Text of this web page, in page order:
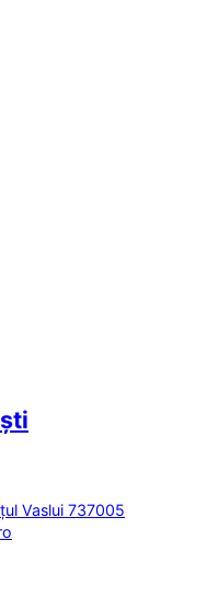
Vaslui 737005